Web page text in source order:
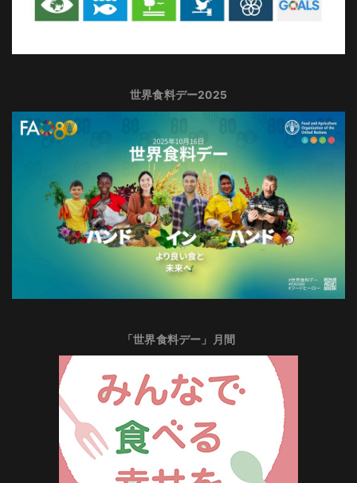
世界食料デー2025
「世界食料デー」月間